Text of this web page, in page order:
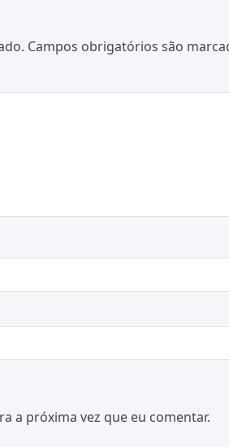
Campos obrigatórios são
a próxima vez que eu comentar.